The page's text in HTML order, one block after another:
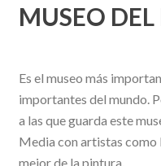
MUSEO
Es el museo más
importantes del mundo.
a las que guarda este
Media con artistas como
mejor de la pintura.